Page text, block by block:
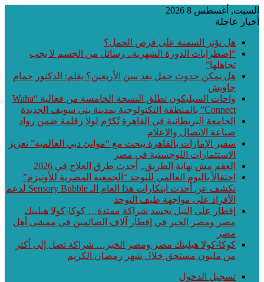
أغسطس 8 2026
عاجلة
هل تؤثر السمنة على فرص الحمل؟
“اضطرابات الدورة الشهرية.. رسائل من الجسم لا يجب
تجاهلها”
هل يمكن حدوث حمل بعد سن الأربعين؟ بقلم: الدكتور حمام
جاويش
واحات السيليكون تطلق النسخة الخامسة من فعالية “Waha
Connect” بالمنطقة التكنولوجية بمدينة بني سويف الجديدة
الجامعة البريطانية في القاهرة تُكرّم لولا زقلمة ضمن رواد
صناعة الاتصال والإعلام
سفير الإمارات بالقاهرة يبحث مع “موانئ دبي العالمية” تعزيز
الاستثمارات اللوجستية في مصر
العقم مش نهاية الطريق.. أحدث طرق العلاج في 2026
احتفالاً باليوم العالمي للتوحد “الجمعية المصرية للأوتيزم”
تكشف عن أحدث ابتكارات هذا العام الـ Sensory Bubble لدعم
الأفراد على مواجهة طيف التوحد
إفطار على النيل يجسد شراكة ممتدة… كوكا-كولا هيلينك
مصر ومصر الخير في إفطار آلاف الصائمين في ممشى أهل
مصر
كوكا-كولا هيلينك مصر ومصر الخير… شراكة تصل إلى أكثر
من مليون مستحق خلال شهر رمضان الكريم
تسجيل الدخول